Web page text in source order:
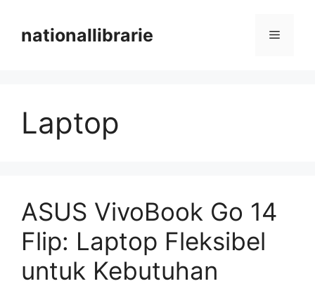
contentnationallibrarie Menu
Laptop
ASUS VivoBook Go 14
Flip: Laptop Fleksibel
untuk Kebutuhan